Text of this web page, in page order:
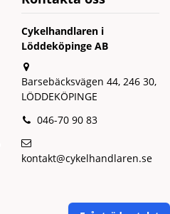
Cykelhandlaren i
Löddeköpinge AB
Barsebäcksvägen 44, 246 30,
LÖDDEKÖPINGE
046-70 90 83
kontakt@cykelhandlaren.se